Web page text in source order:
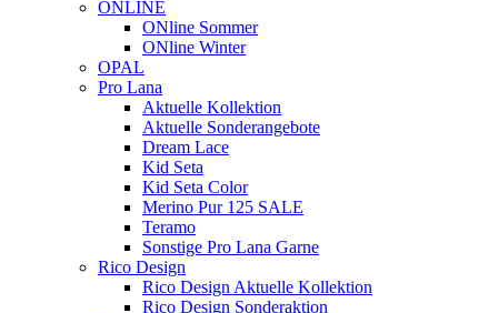
ONLINE
ONline Sommer
ONline Winter
OPAL
Pro Lana
Aktuelle Kollektion
Aktuelle Sonderangebote
Dream Lace
Kid Seta
Kid Seta Color
Merino Pur 125 SALE
Teramo
Sonstige Pro Lana Garne
Rico Design
Rico Design Aktuelle Kollektion
Rico Design Sonderaktion